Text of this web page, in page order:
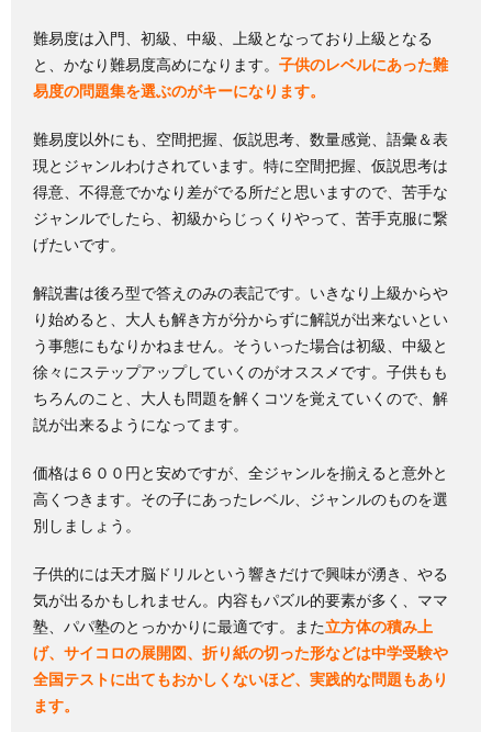
難易度は入門、初級、中級、上級となっており上級となる
と、かなり難易度高めになります。 子供のレベルにあった難
易度の問題集を選ぶのがキーになります。
難易度以外にも、空間把握、仮説思考、数量感覚、語彙＆表
現とジャンルわけされています。特に空間把握、仮説思考は
得意、不得意でかなり差がでる所だと思いますので、苦手な
ジャンルでしたら、初級からじっくりやって、苦手克服に繋
げたいです。
解説書は後ろ型で答えのみの表記です。いきなり上級からや
り始めると、大人も解き方が分からずに解説が出来ないとい
う事態にもなりかねません。そういった場合は初級、中級と
徐々にステップアップしていくのがオススメです。子供もも
ちろんのこと、大人も問題を解くコツを覚えていくので、解
説が出来るようになってます。
価格は６００円と安めですが、全ジャンルを揃えると意外と
高くつきます。その子にあったレベル、ジャンルのものを選
別しましょう。
子供的には天才脳ドリルという響きだけで興味が湧き、やる
気が出るかもしれません。内容もパズル的要素が多く、ママ
塾、パパ塾のとっかかりに最適です。また立方体の積み上
げ、サイコロの展開図、折り紙の切った形などは中学受験や
全国テストに出てもおかしくないほど、実践的な問題もあり
ます。